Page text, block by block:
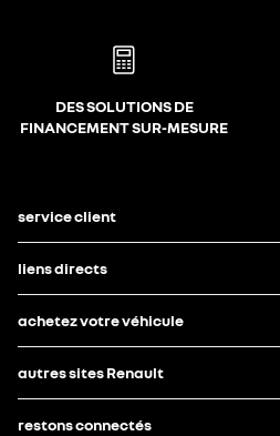
DES SOLUTIONS DE
FINANCEMENT SUR-MESURE
service client
liens directs
achetez votre véhicule
autres sites Renault
restons connectés